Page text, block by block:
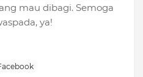
mau dibagi. Semoga
ya!